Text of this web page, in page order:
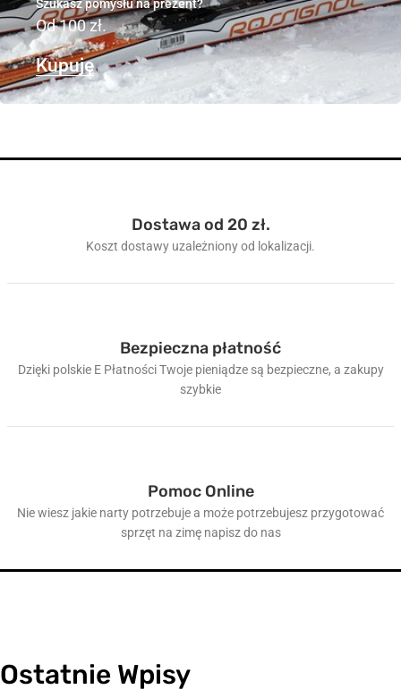
Szukasz pomysłu na prezent?
Od 100 zł.
Kupuję
Dostawa od 20 zł.
Koszt dostawy uzależniony od lokalizacji.
Bezpieczna płatność
Dzięki polskie E Płatności Twoje pieniądze są bezpieczne, a zakupy
szybkie
Pomoc Online
Nie wiesz jakie narty potrzebuje a może potrzebujesz przygotować
sprzęt na zimę napisz do nas
Ostatnie Wpisy